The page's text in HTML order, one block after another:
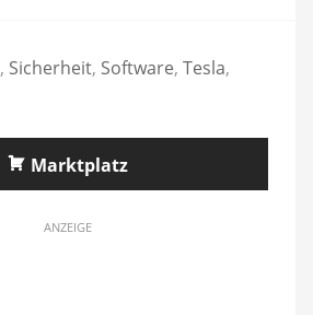
, Sicherheit, Software, Tesla,
Marktplatz
ANZEIGE